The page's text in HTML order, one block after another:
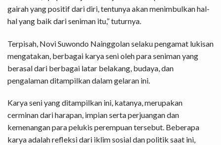
gairah yang positif dari diri, tentunya akan menimbulkan hal-
hal yang baik dari seniman itu,” tuturnya.
Terpisah, Novi Suwondo Nainggolan selaku pengamat lukisan
mengatakan, berbagai karya seni oleh para seniman yang
berasal dari berbagai latar belakang, budaya, dan
pengalaman ditampilkan dalam gelaran ini.
Karya seni yang ditampilkan ini, katanya, merupakan
cerminan dari harapan, impian serta perjuangan dan
kemenangan para pelukis perempuan tersebut. Beberapa
karya adalah refleksi dari iklim sosial dan politik saat ini,